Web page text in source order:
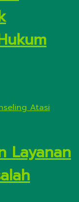
Layanan